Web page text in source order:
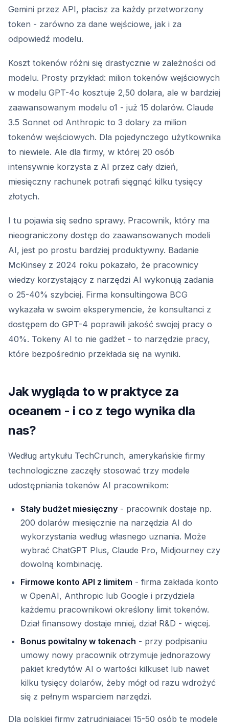
Gemini przez API, płacisz za każdy przetworzony
token - zarówno za dane wejściowe, jak i za
odpowiedź modelu.
Koszt tokenów różni się drastycznie w zależności od
modelu. Prosty przykład: milion tokenów wejściowych
w modelu GPT-4o kosztuje 2,50 dolara, ale w bardziej
zaawansowanym modelu o1 - już 15 dolarów. Claude
3.5 Sonnet od Anthropic to 3 dolary za milion
tokenów wejściowych. Dla pojedynczego użytkownika
to niewiele. Ale dla firmy, w której 20 osób
intensywnie korzysta z AI przez cały dzień,
miesięczny rachunek potrafi sięgnąć kilku tysięcy
złotych.
I tu pojawia się sedno sprawy. Pracownik, który ma
nieograniczony dostęp do zaawansowanych modeli
AI, jest po prostu bardziej produktywny. Badanie
McKinsey z 2024 roku pokazało, że pracownicy
wiedzy korzystający z narzędzi AI wykonują zadania
o 25-40% szybciej. Firma konsultingowa BCG
wykazała w swoim eksperymencie, że konsultanci z
dostępem do GPT-4 poprawili jakość swojej pracy o
40%. Tokeny AI to nie gadżet - to narzędzie pracy,
które bezpośrednio przekłada się na wyniki.
Jak wygląda to w praktyce za
oceanem - i co z tego wynika dla
nas?
Według artykułu TechCrunch, amerykańskie firmy
technologiczne zaczęły stosować trzy modele
udostępniania tokenów AI pracownikom:
Stały budżet miesięczny - pracownik dostaje np.
200 dolarów miesięcznie na narzędzia AI do
wykorzystania według własnego uznania. Może
wybrać ChatGPT Plus, Claude Pro, Midjourney czy
dowolną kombinację.
Firmowe konto API z limitem - firma zakłada konto
w OpenAI, Anthropic lub Google i przydziela
każdemu pracownikowi określony limit tokenów.
Dział finansowy dostaje mniej, dział R&D - więcej.
Bonus powitalny w tokenach - przy podpisaniu
umowy nowy pracownik otrzymuje jednorazowy
pakiet kredytów AI o wartości kilkuset lub nawet
kilku tysięcy dolarów, żeby mógł od razu wdrożyć
się z pełnym wsparciem narzędzi.
Dla polskiej firmy zatrudniającej 15-50 osób te modele